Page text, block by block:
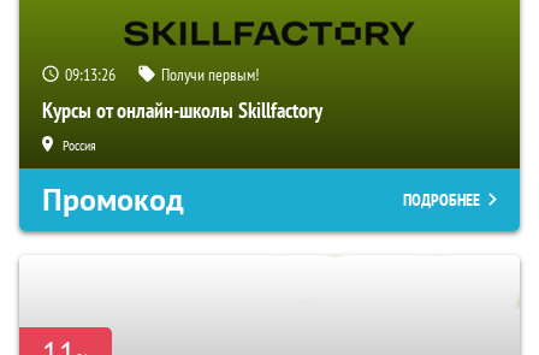
09:13:25 Получи первым!
Курсы от онлайн-школы Skillfactory
Россия
Промокод ПОДРОБНЕЕ